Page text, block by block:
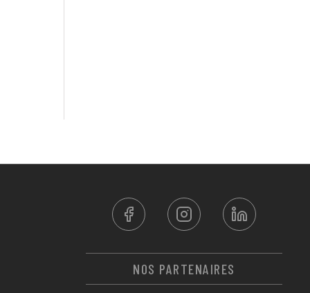
NOS PARTENAIRES